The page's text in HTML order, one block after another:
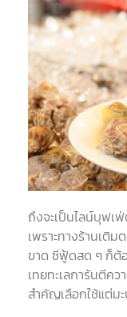
ถึงจะเป็นไลน์บุฟเ
เพราะทางร้านเติ
ขาด ซีฟู้ดสด ๆ ก็ต้
เทยทะเลการันตีค
สำคัญเลือกใช้แต่ม